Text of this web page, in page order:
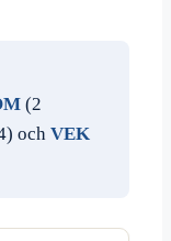
(2
och VEK